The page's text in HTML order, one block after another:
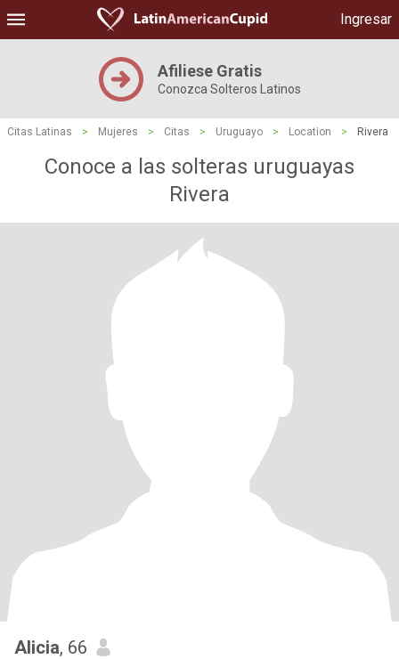
Ingresar
Afiliese Gratis
Conozca Solteros Latinos
Citas Latinas > Mujeres > Citas > Uruguayo > Location > Rivera
Conoce a las solteras uruguayas
Rivera
Alicia, 66